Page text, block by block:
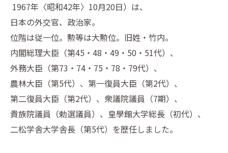
1967年〈昭和42年〉10月20日）は、
日本の外交官、政治家。
位階は従一位。勲等は大勲位。旧姓・竹内。
内閣総理大臣（第45・48・49・50・51代）、
外務大臣（第73・74・75・78・79代）、
農林大臣（第5代）、第一復員大臣（第2代）、
第二復員大臣（第2代）、衆議院議員（7期）、
貴族院議員（勅選議員）、皇學館大学総長（初代）、
二松学舎大学舎長（第5代）を歴任しました。